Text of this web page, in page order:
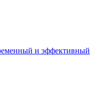
и эффективный